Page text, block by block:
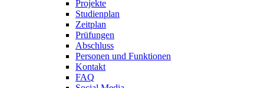
Projekte
Studienplan
Zeitplan
Prüfungen
Abschluss
Personen und Funktionen
Kontakt
FAQ